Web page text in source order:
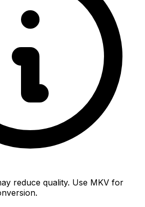
reduce quality. Use MKV for